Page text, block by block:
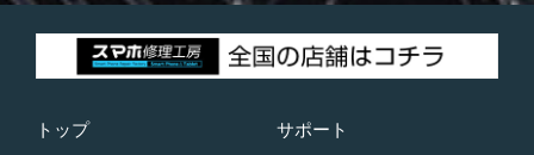
トップ サポート